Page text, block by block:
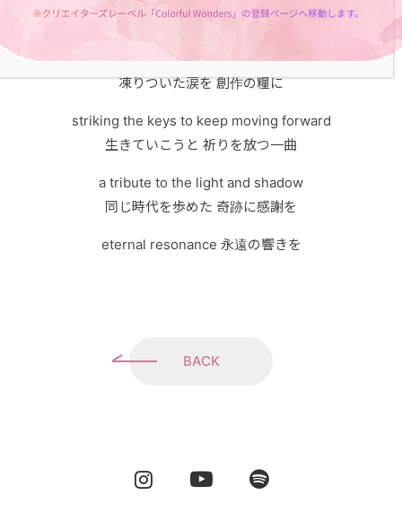
legacy of silence 遺された静寂と対話して
transforming tears into a melody
凍りついた涙を 創作の糧に
striking the keys to keep moving forward
生きていこうと 祈りを放つ一曲
a tribute to the light and shadow
同じ時代を歩めた 奇跡に感謝を
eternal resonance 永遠の響きを
BACK